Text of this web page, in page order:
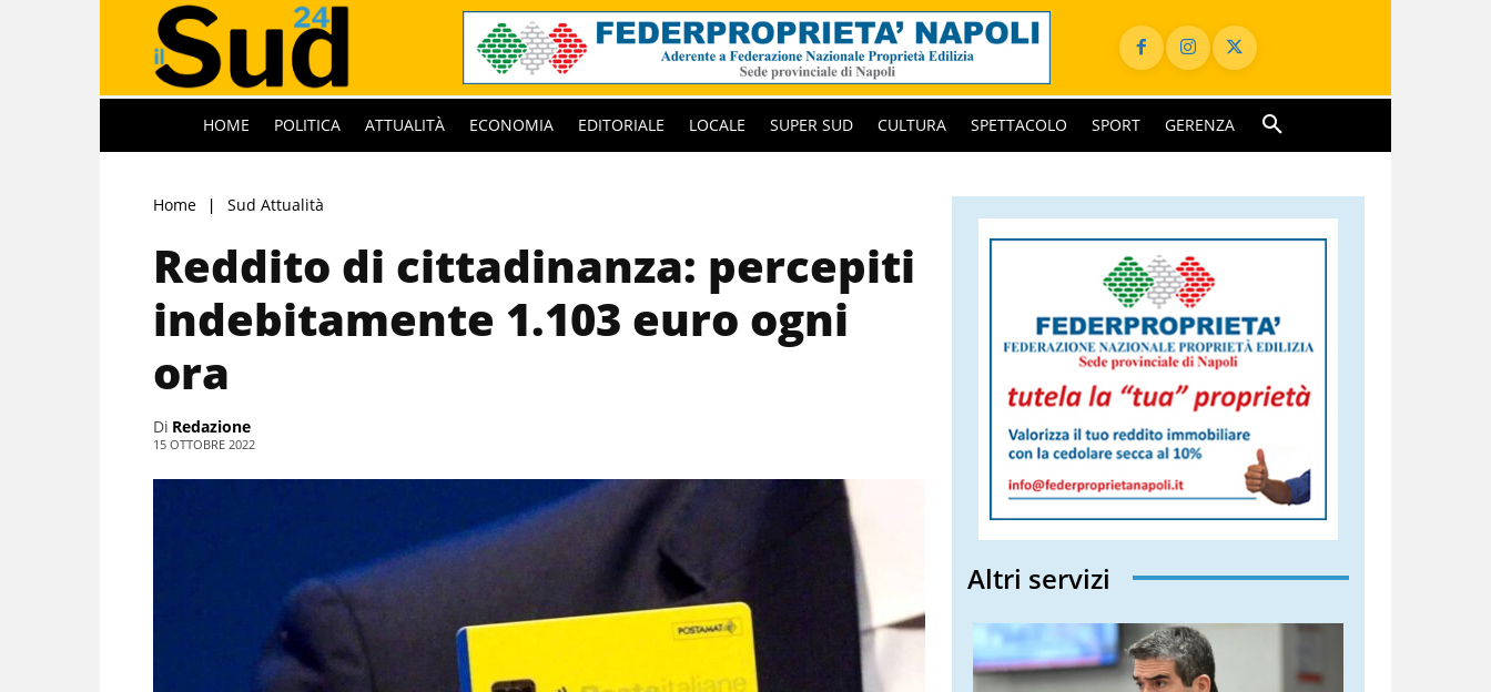
HOME POLITICA ATTUALITÀ ECONOMIA EDITORIALE LOCALE SUPER SUD CULTURA SPETTACOLO SPORT GERENZA
Home Sud Attualità
Reddito di cittadinanza: percepiti
indebitamente 1.103 euro ogni
ora
Di Redazione
15 OTTOBRE 2022
Altri servizi